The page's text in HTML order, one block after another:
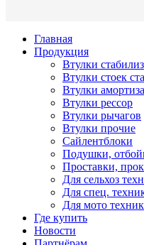
Главная
Продукция
Втулки
Втулки стоек
Втулки
Втулки рессор
Втулки рычагов
Втулки прочие
Сайлентблоки
Подушки,
Проставки,
Для сельхоз
Для спец.
Для мото
Где купить
Новости